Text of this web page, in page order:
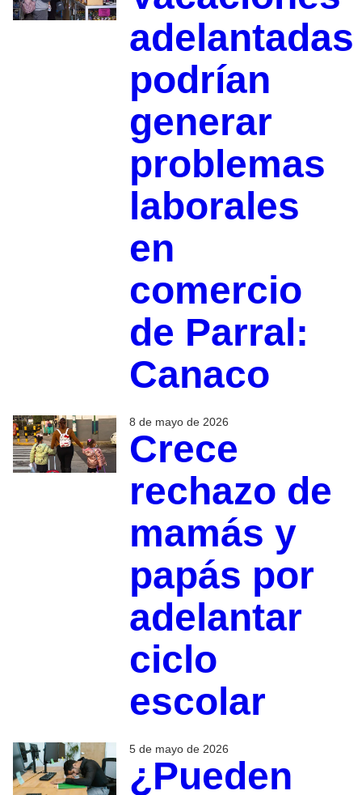
adelantadas
podrían
generar
problemas
laborales
en
comercio
de Parral:
Canaco
8 de mayo de 2026
Crece
rechazo de
mamás y
papás por
adelantar
ciclo
escolar
5 de mayo de 2026
¿Pueden